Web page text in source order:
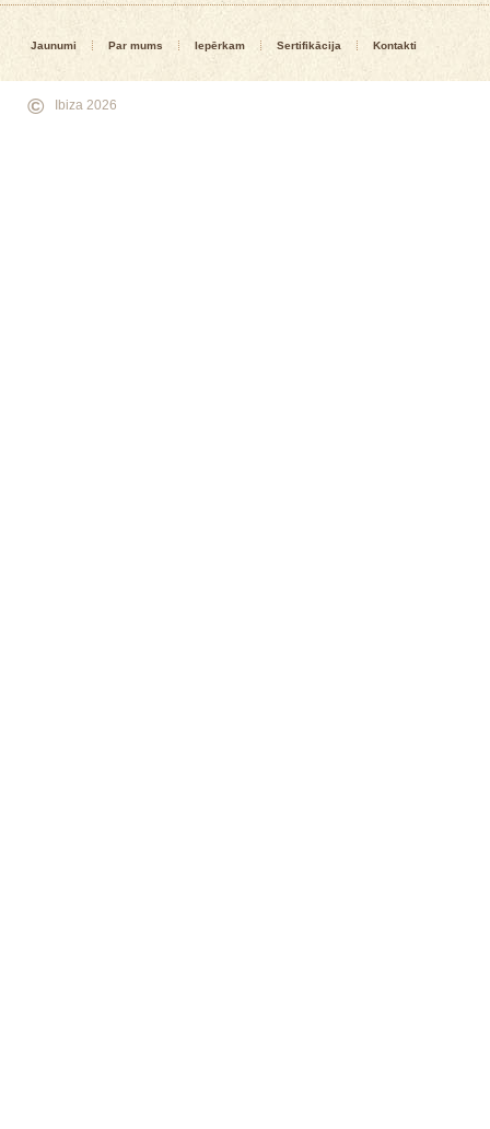
Jaunumi Par mums Iepērkam Sertifikācija Kontakti
© Ibiza 2026